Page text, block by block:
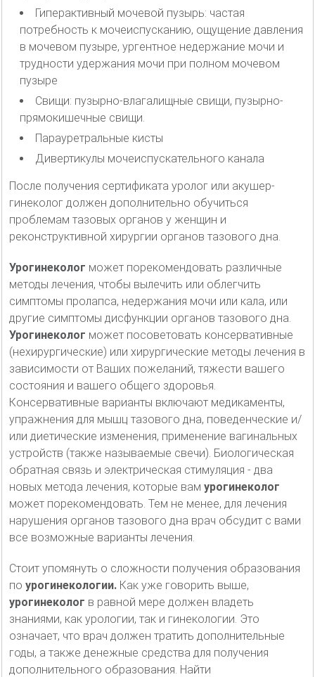
Гиперактивный мочевой пузырь: частая
потребность к мочеиспусканию, ощущение давления
в мочевом пузыре, ургентное недержание мочи и
трудности удержания мочи при полном мочевом
пузыре
Свищи: пузырно-влагалищные свищи, пузырно-
прямокишечные свищи.
Парауретральные кисты
Дивертикулы мочеиспускательного канала
После получения сертификата уролог или акушер-
гинеколог должен дополнительно обучиться
проблемам тазовых органов у женщин и
реконструктивной хирургии органов тазового дна.
Урогинеколог может порекомендовать различные
методы лечения, чтобы вылечить или облегчить
симптомы пролапса, недержания мочи или кала, или
другие симптомы дисфункции органов тазового дна.
Урогинеколог может посоветовать консервативные
(нехирургические) или хирургические методы лечения в
зависимости от Ваших пожеланий, тяжести вашего
состояния и вашего общего здоровья.
Консервативные варианты включают медикаменты,
упражнения для мышц тазового дна, поведенческие и/
или диетические изменения, применение вагинальных
устройств (также называемые свечи). Биологическая
обратная связь и электрическая стимуляция - два
новых метода лечения, которые вам урогинеколог
может порекомендовать. Тем не менее, для лечения
нарушения органов тазового дна врач обсудит с вами
все возможные варианты лечения.
Стоит упомянуть о сложности получения образования
по урогинекологии. Как уже говорить выше,
урогинеколог в равной мере должен владеть
знаниями, как урологии, так и гинекологии. Это
означает, что врач должен тратить дополнительные
годы, а также денежные средства для получения
дополнительного образования. Найти